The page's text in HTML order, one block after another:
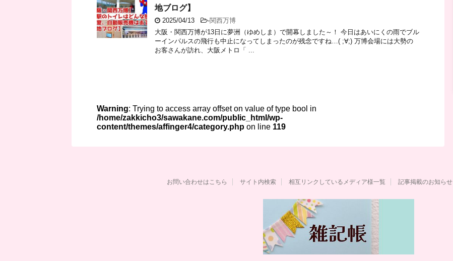
地ブログ】
2025/04/13 -関西万博
大阪・関西万博が13日に夢洲（ゆめしま）で開幕しました～！ 今日はあいにくの雨でブル
ーインパルスの飛行も中止になってしまったのが残念ですね…( ;∀;) 万博会場には大勢の
お客さんが訪れ、大阪メトロ「 ...
Warning: Trying to access array offset on value of type bool in
/home/zakkicho3/sawakane.com/public_html/wp-
content/themes/affinger4/category.php on line 119
お問い合わせはこちら サイト内検索 相互リンクしているメディア様一覧 記事掲載のお知らせ